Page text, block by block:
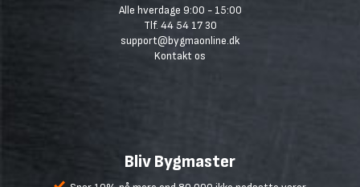
Alle hverdage 9:00 - 15:00
Tlf. 44 54 17 30
support@bygmaonline.dk
Kontakt os
Bliv Bygmaster